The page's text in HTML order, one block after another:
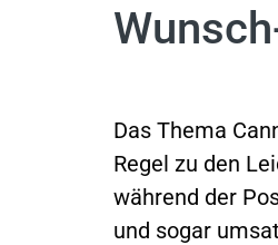
Das Thema
Regel zu den
während der
und sogar